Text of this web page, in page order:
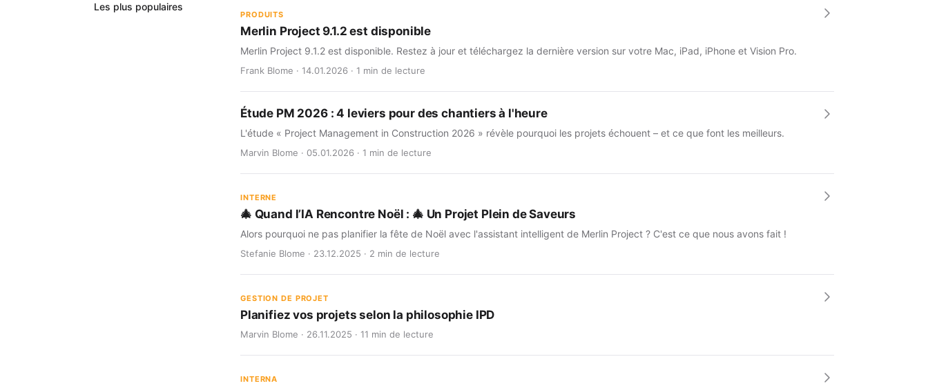
Les plus populaires
PRODUITS
Merlin Project 9.1.2 est disponible
Merlin Project 9.1.2 est disponible. Restez à jour et téléchargez la dernière version sur votre Mac, iPad, iPhone et Vision Pro.
Frank Blome · 14.01.2026 · 1 min de lecture
Étude PM 2026 : 4 leviers pour des chantiers à l'heure
L'étude « Project Management in Construction 2026 » révèle pourquoi les projets échouent – et ce que font les meilleurs.
Marvin Blome · 05.01.2026 · 1 min de lecture
INTERNE
🎄 Quand l’IA Rencontre Noël : 🎄 Un Projet Plein de Saveurs
Alors pourquoi ne pas planifier la fête de Noël avec l'assistant intelligent de Merlin Project ? C'est ce que nous avons fait !
Stefanie Blome · 23.12.2025 · 2 min de lecture
GESTION DE PROJET
Planifiez vos projets selon la philosophie IPD
Marvin Blome · 26.11.2025 · 11 min de lecture
INTERNA